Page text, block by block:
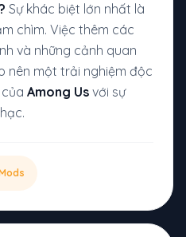
Sự khác biệt lớn nhất là
chìm. Việc thêm các
và những cảnh quan
nên một trải nghiệm độc
Among Us với sự